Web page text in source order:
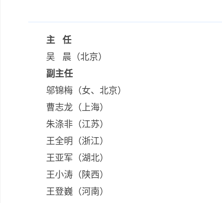
主 任
吴 晨（北京）
副主任
邬锦梅（女、北京）
曹志龙（上海）
朱涤非（江苏）
王全明（浙江）
王亚军（湖北）
王小涛（陕西）
王登巍（河南）